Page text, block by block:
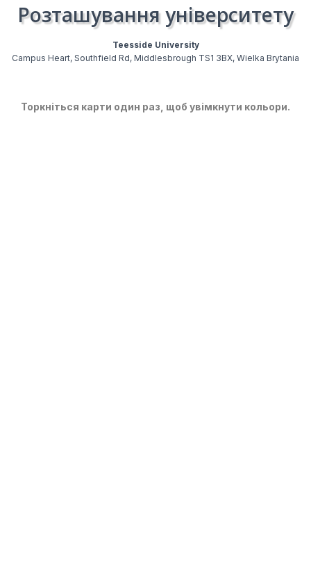
Розташування університету
Teesside University
Campus Heart, Southfield Rd, Middlesbrough TS1 3BX, Wielka Brytania
Торкніться карти один раз, щоб увімкнути кольори.